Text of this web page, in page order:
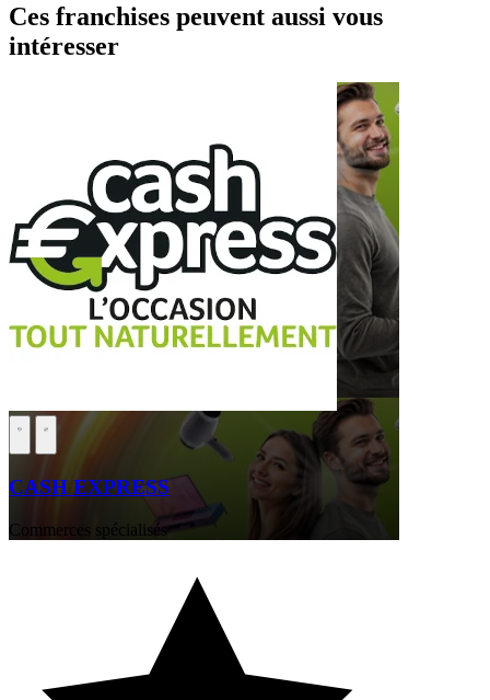
Ces franchises peuvent aussi vous
intéresser
CASH EXPRESS
Commerces spécialisés